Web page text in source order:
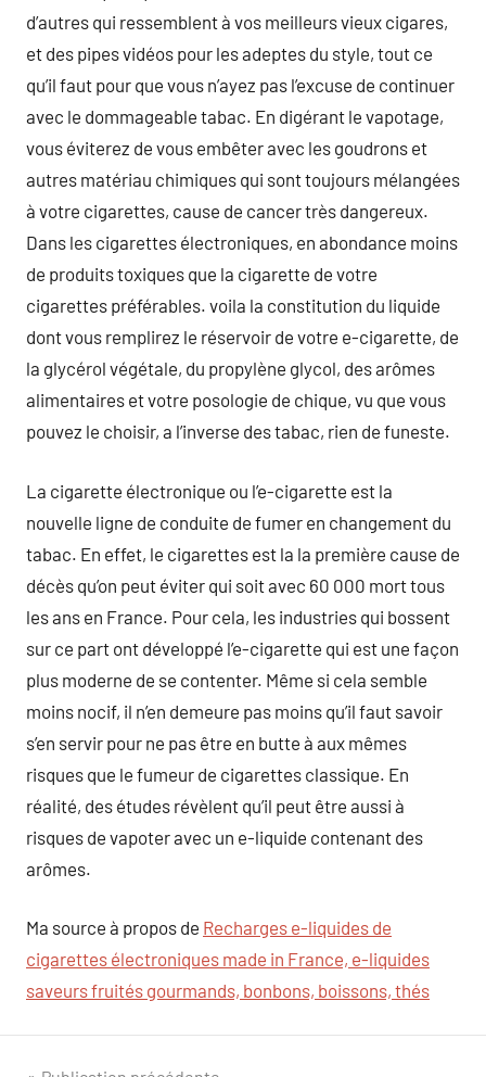
d’autres qui ressemblent à vos meilleurs vieux cigares,
et des pipes vidéos pour les adeptes du style, tout ce
qu’il faut pour que vous n’ayez pas l’excuse de continuer
avec le dommageable tabac. En digérant le vapotage,
vous éviterez de vous embêter avec les goudrons et
autres matériau chimiques qui sont toujours mélangées
à votre cigarettes, cause de cancer très dangereux.
Dans les cigarettes électroniques, en abondance moins
de produits toxiques que la cigarette de votre
cigarettes préférables. voila la constitution du liquide
dont vous remplirez le réservoir de votre e-cigarette, de
la glycérol végétale, du propylène glycol, des arômes
alimentaires et votre posologie de chique, vu que vous
pouvez le choisir, a l’inverse des tabac, rien de funeste.
La cigarette électronique ou l’e-cigarette est la
nouvelle ligne de conduite de fumer en changement du
tabac. En effet, le cigarettes est la la première cause de
décès qu’on peut éviter qui soit avec 60 000 mort tous
les ans en France. Pour cela, les industries qui bossent
sur ce part ont développé l’e-cigarette qui est une façon
plus moderne de se contenter. Même si cela semble
moins nocif, il n’en demeure pas moins qu’il faut savoir
s’en servir pour ne pas être en butte à aux mêmes
risques que le fumeur de cigarettes classique. En
réalité, des études révèlent qu’il peut être aussi à
risques de vapoter avec un e-liquide contenant des
arômes.
Ma source à propos de Recharges e-liquides de
cigarettes électroniques made in France, e-liquides
saveurs fruités gourmands, bonbons, boissons, thés